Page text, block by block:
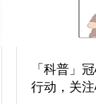
「科普」
行动，关